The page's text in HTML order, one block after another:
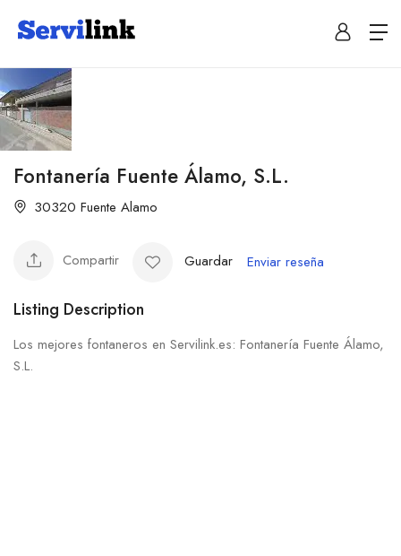
Fontanería Fuente Álamo, S.L.
30320 Fuente Alamo
Compartir Guardar Enviar reseña
Listing Description
Los mejores fontaneros en Servilink.es: Fontanería Fuente Álamo,
S.L.